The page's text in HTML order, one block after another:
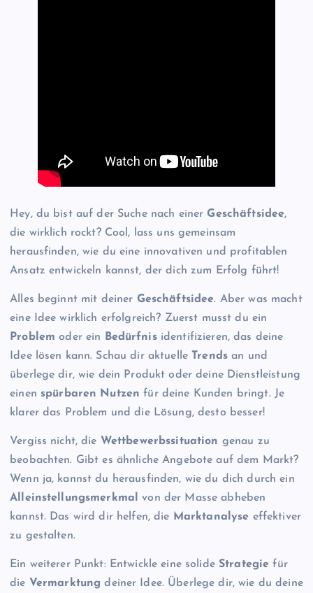
Hey, du bist auf der Suche nach einerGeschäftsidee,
die wirklich rockt? Cool, lass uns gemeinsam
herausfinden, wie du eine innovativen und profitablen
Ansatz entwickeln kannst, der dich zum Erfolg führt!
Alles beginnt mit deiner Geschäftsidee. Aber was macht
eine Idee wirklich erfolgreich? Zuerst musst du ein
Problem oder ein Bedürfnisidentifizieren, das deine
Idee lösen kann. Schau dir aktuelle Trends an und
überlege dir, wie dein Produkt oder deine Dienstleistung
einen spürbaren Nutzen für deine Kunden bringt. Je
klarer das Problem und die Lösung, desto besser!
Vergiss nicht, die Wettbewerbssituation genau zu
beobachten. Gibt es ähnliche Angebote auf dem Markt?
Wenn ja, kannst du herausfinden, wie du dich durch ein
Alleinstellungsmerkmal von der Masse abheben
kannst. Das wird dir helfen, die Marktanalyse effektiver
zu gestalten.
Ein weiterer Punkt: Entwickle eine solide Strategie für
die Vermarktung deiner Idee. Überlege dir, wie du deine